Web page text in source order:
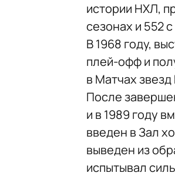
истории НХЛ,
сезонах и 552
В 1968 году,
плей-офф и
в Матчах
После
и в 1989 году
введен в Зал
выведен из
испытывал